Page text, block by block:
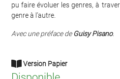
pu faire évoluer les genres, à
genre à l’autre.
Avec une préface de Guisy Pisano.
Version Papier